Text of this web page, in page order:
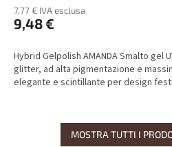
7,77 € IVA esclusa
9,48 €
Hybrid Gelpolish AMANDA Smalto gel
glitter, ad alta pigmentazione e
elegante e scintillante per design
MOSTRA TUTTI I